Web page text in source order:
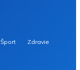
Šport
Zdravie